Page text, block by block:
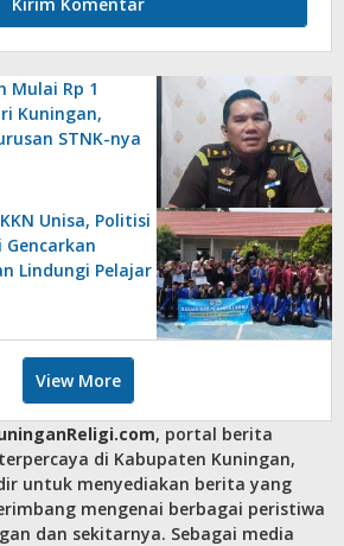
Mulai Rp 1
Kuningan,
STNK-nya
Unisa, Politisi
Gencarkan
Lindungi Pelajar
View More
, portal berita
di Kabupaten Kuningan,
untuk menyediakan berita yang
mengenai berbagai peristiwa
dan sekitarnya. Sebagai media